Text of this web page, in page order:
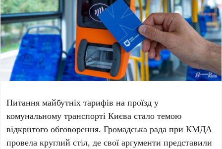
Питання майбутніх тарифів на проїзд у
комунальному транспорті Києва стало темою
відкритого обговорення.Громадська рада при КМДА
провела круглий стіл, де свої аргументи представили